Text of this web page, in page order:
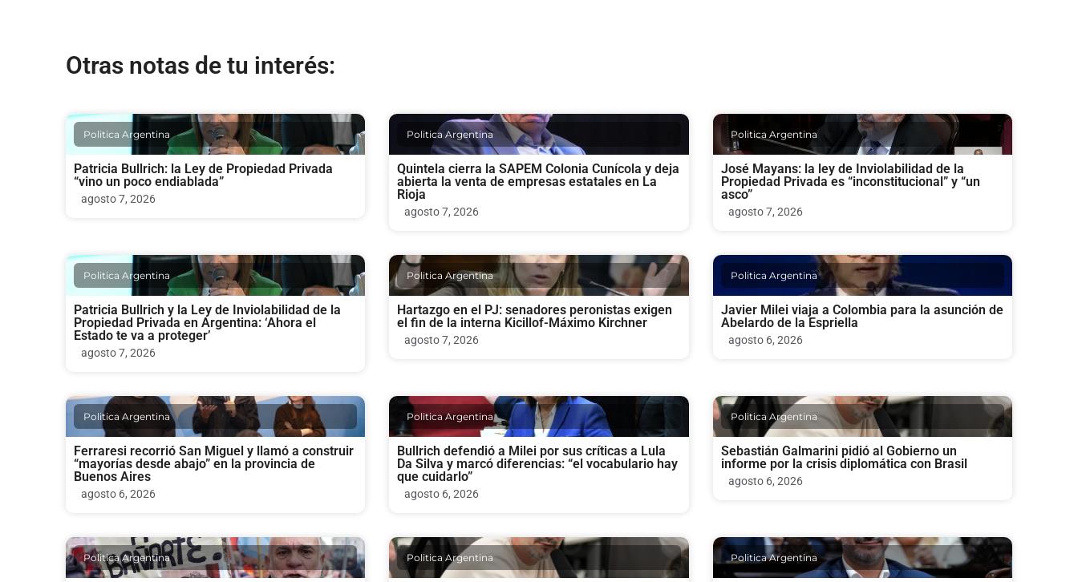
Otras notas de tu interés:
Politica Argentina
Patricia Bullrich: la Ley de Propiedad Privada
“vino un poco endiablada”
agosto 7, 2026
Politica Argentina
Quintela cierra la SAPEM Colonia Cunícola y deja
abierta la venta de empresas estatales en La
Rioja
agosto 7, 2026
Politica Argentina
José Mayans: la ley de Inviolabilidad de la
Propiedad Privada es “inconstitucional” y “un
asco”
agosto 7, 2026
Politica Argentina
Patricia Bullrich y la Ley de Inviolabilidad de la
Propiedad Privada en Argentina: ‘Ahora el
Estado te va a proteger’
agosto 7, 2026
Politica Argentina
Hartazgo en el PJ: senadores peronistas exigen
el fin de la interna Kicillof-Máximo Kirchner
agosto 7, 2026
Politica Argentina
Javier Milei viaja a Colombia para la asunción de
Abelardo de la Espriella
agosto 6, 2026
Politica Argentina
Ferraresi recorrió San Miguel y llamó a construir
“mayorías desde abajo” en la provincia de
Buenos Aires
agosto 6, 2026
Politica Argentina
Bullrich defendió a Milei por sus críticas a Lula
Da Silva y marcó diferencias: “el vocabulario hay
que cuidarlo”
agosto 6, 2026
Politica Argentina
Sebastián Galmarini pidió al Gobierno un
informe por la crisis diplomática con Brasil
agosto 6, 2026
Politica Argentina Politica Argentina Politica Argentina